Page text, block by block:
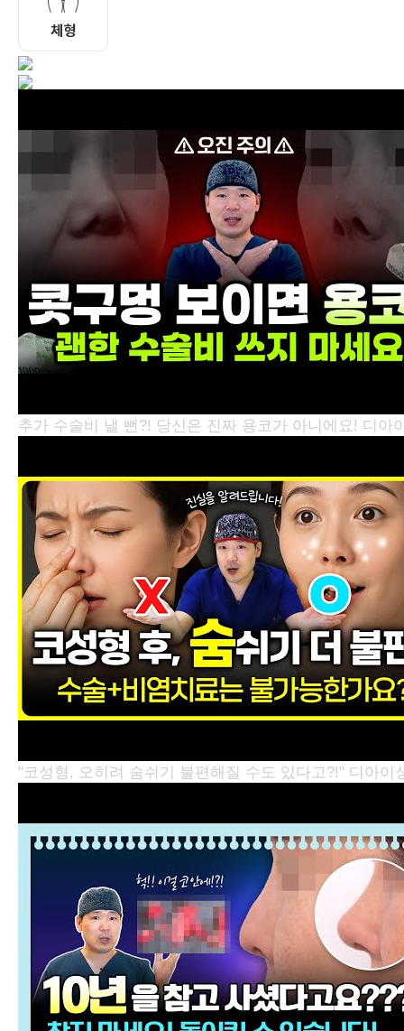
추가 수술비 낼 뻔?! 당신은 진짜 용코가 아니에요! 디아
"코성형, 오히려 숨쉬기 불편해질 수도 있다고?!" 디아이